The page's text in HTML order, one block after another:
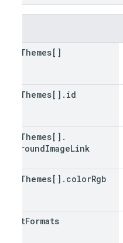
Themes[]
Themes[] . id
Themes[] .
backgroundImageLink
Themes[] . colorRgb
importFormats